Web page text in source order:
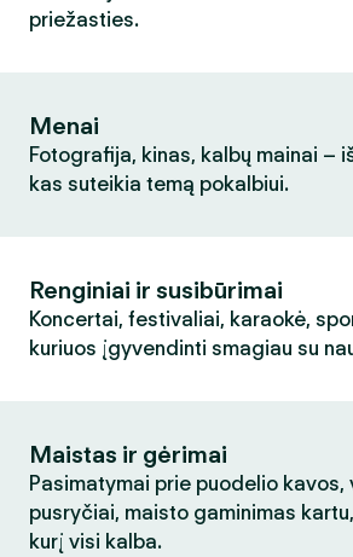
priežasties.
Menai
Fotografija, kinas, kalbų mainai –
kas suteikia temą pokalbiui.
Renginiai ir susibūrimai
Koncertai, festivaliai, karaokė,
kuriuos įgyvendinti smagiau su
Maistas ir gėrimai
Pasimatymai prie puodelio kavos,
pusryčiai, maisto gaminimas
kurį visi kalba.